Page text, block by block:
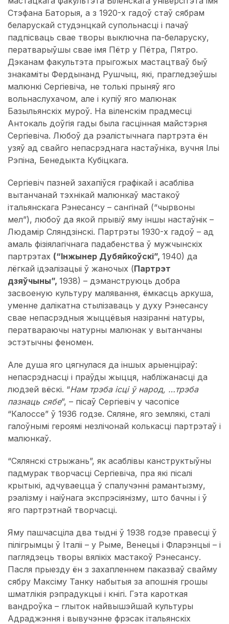
Стэфана Баторыя, а з 1920-х гадоў стаў сябрам
беларускай студэнцкай супольнасці і пачаў
падпісваць свае творы выключна па-беларуску,
ператварыўшы свае імя Пётр у Пётра, Пятро.
Дэканам факультэта прыгожых мастацтваў быў
знакаміты Фердынанд Рушчыц, які, прагледзеўшы
малюнкі Сергіевіча, не толькі прыняў яго
вольнаслухачом, але і купіў яго малюнак
Базыльянскіх муроў. На віленскім прадмесці
Антокаль доўгія гады была гасцінная майстэрня
Сергіевіча. Любоў да рэалістычнага партрэта ён
узяў ад свайго непасрэднага настаўніка, вучня Ільі
Рэпіна, Бенедыкта Кубіцкага.
Сергіевіч пазней захапіўся графікай і асабліва
вытанчанай тэхнікай малюнкаў мастакоў
італьянскага Рэнесансу – сангінай (“чырвоны
мел”), любоў да якой прывіў яму іншы настаўнік –
Людамір Сляндзінскі. Партрэты 1930-х гадоў – ад
амаль фізіялагічнага падабенства ў мужчынскіх
партрэтах (“Інжынер Дубяйкоўскі”, 1940) да
лёгкай ідэалізацыі ў жаночых (Партрэт
дзяўчыны”, 1938) – дэманструюць добра
засвоеную культуру малявання, ёмкасць аркуша,
уменне далікатна стылізаваць у духу Рэнесансу
свае непасрэдныя жыццёвыя назіранні натуры,
ператвараючы натурны малюнак у вытанчаны
эстэтычны феномен.
Але душа яго цягнулася да іншых арыенціраў:
непасрэднасці і праўды жыцця, набліжанасці да
людзей вёскі. “Нам трэба ісці ў народ, …трэба
пазнаць сябе”, – пісаў Сергіевіч у часопісе
“Калоссе” ў 1936 годзе. Сяляне, яго землякі, сталі
галоўнымі героямі незлічонай колькасці партрэтаў і
малюнкаў.
“Сялянскі стрыжань”, як асаблівы канструктыўны
падмурак творчасці Сергіевіча, пра які пісалі
крытыкі, адчуваецца ў спалучэнні рамантызму,
рэалізму і наіўнага экспрэсіянізму, што бачны і ў
яго партрэтнай творчасці.
Яму пашчасціла два тыдні ў 1938 годзе правесці ў
пілігрымцы ў Італіі – у Рыме, Венецыі і Фларэнцыі – і
паглядзець творы вялікіх мастакоў Рэнесансу.
Пасля прыезду ён з захапленнем паказваў свайму
сябру Максіму Танку набытыя за апошнія грошы
шматлікія рэпрадукцыі і кнігі. Гэта кароткая
вандроўка – глыток найвышэйшай культуры
Адраджэння і вывучэнне фрэсак італьянскіх